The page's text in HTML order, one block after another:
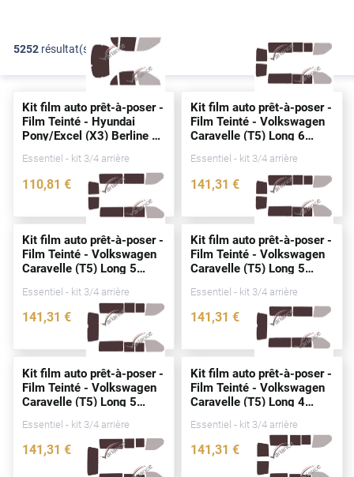
Hyundai
Land Rover
Mini
Opel
Peugeot
Skoda
Tesla
Toyota
5252 résultat(s) FILTRER
Kit film auto prêt-à-poser -
Film Teinté - Hyundai
Pony/Excel (X3) Berline 4
Essentiel - kit 3/4 arrière
110,81 €
1108-HYU
Kit film auto prêt-à-poser -
Film Teinté - Volkswagen
Caravelle (T5) Long 6
Essentiel - kit 3/4 arrière
141,31 €
3232-VLW
Kit film auto prêt-à-poser -
Film Teinté - Volkswagen
Caravelle (T5) Long 5
Essentiel - kit 3/4 arrière
141,31 €
3228-VLW
Kit film auto prêt-à-poser -
Film Teinté - Volkswagen
Caravelle (T5) Long 5
Essentiel - kit 3/4 arrière
141,31 €
3230-VLW
Kit film auto prêt-à-poser -
Film Teinté - Volkswagen
Caravelle (T5) Long 5
Essentiel - kit 3/4 arrière
141 ,31 €
3231-VLW
Kit film auto prêt-à-poser -
Film Teinté - Volkswagen
Caravelle (T5) Long 4
Essentiel - kit 3/4 arrière
141 ,31 €
3227-VLW